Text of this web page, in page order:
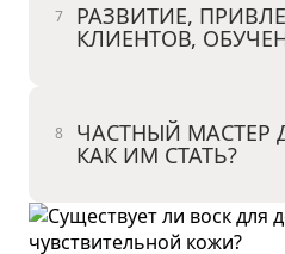
РАЗВИТИЕ,
КЛИЕНТОВ,
ЧАСТНЫЙ МАСТЕР
КАК ИМ СТАТЬ?